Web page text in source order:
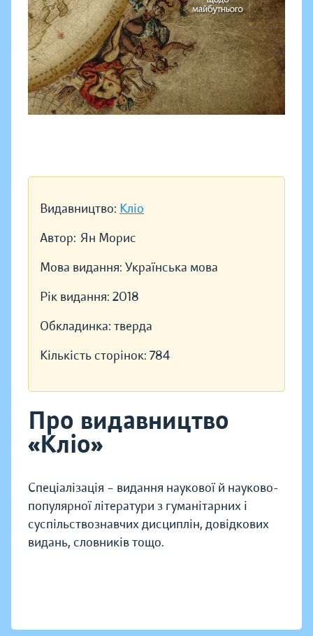
Видавництво: Кліо
Автор: Ян Морис
Мова видання: Українська мова
Рік видання: 2018
Обкладинка: тверда
Кількість сторінок: 784
Про видавництво
«Кліо»
Спеціалізація – видання наукової й науково-
популярної літератури з гуманітарних і
суспільствознавчих дисциплін, довідкових
видань, словників тощо.